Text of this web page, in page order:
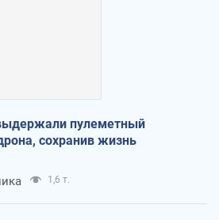
пулеметный
сохранив жизнь
1,6 т.